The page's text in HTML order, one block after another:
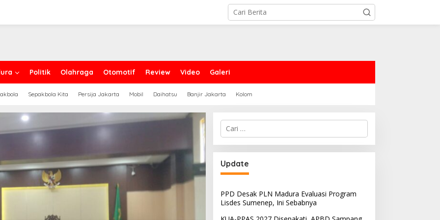
Politik Olahraga Otomotif Review Video Galeri
Sepakbola Kita Persija Jakarta Mobil Daihatsu Banjir Jakarta Kolom
Cari
untuk:
Update
PPD Desak PLN Madura Evaluasi Program
Lisdes Sumenep, Ini Sebabnya